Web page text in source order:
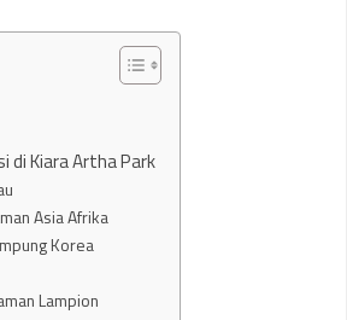
di Kiara Artha Park
Asia Afrika
Korea
Lampion